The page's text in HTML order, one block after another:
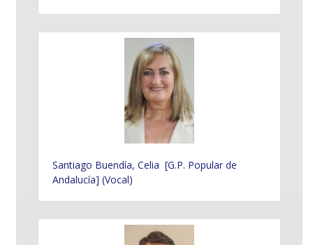
Santiago Buendía, Celia [G.P. Popular de
Andalucía] (Vocal)